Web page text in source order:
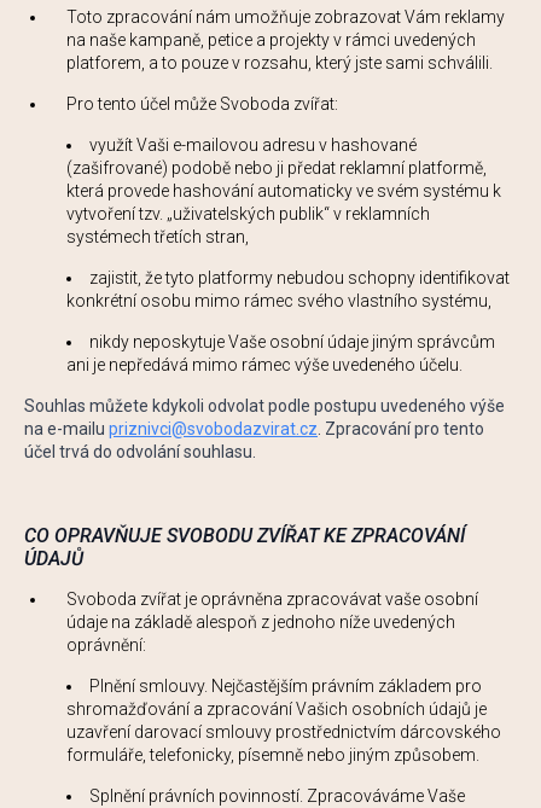
Toto zpracování nám umožňuje zobrazovat Vám reklamy
na naše kampaně, petice a projekty v rámci uvedených
platforem, a to pouze v rozsahu, který jste sami schválili.
Pro tento účel může Svoboda zvířat:
využít Vaši e-mailovou adresu v hashované
(zašifrované) podobě nebo ji předat reklamní platformě,
která provede hashování automaticky ve svém systému k
vytvoření tzv. „uživatelských publik“ v reklamních
systémech třetích stran,
zajistit, že tyto platformy nebudou schopny identifikovat
konkrétní osobu mimo rámec svého vlastního systému,
nikdy neposkytuje Vaše osobní údaje jiným správcům
ani je nepředává mimo rámec výše uvedeného účelu.
Souhlas můžete kdykoli odvolat podle postupu uvedeného výše
na e-mailu priznivci@svobodazvirat.cz . Zpracování pro tento
účel trvá do odvolání souhlasu.
CO OPRAVŇUJE SVOBODU ZVÍŘAT KE ZPRACOVÁNÍ
ÚDAJŮ
Svoboda zvířat je oprávněna zpracovávat vaše osobní
údaje na základě alespoň z jednoho níže uvedených
oprávnění:
Plnění smlouvy. Nejčastějším právním základem pro
shromažďování a zpracování Vašich osobních údajů je
uzavření darovací smlouvy prostřednictvím dárcovského
formuláře, telefonicky, písemně nebo jiným způsobem.
Splnění právních povinností. Zpracováváme Vaše